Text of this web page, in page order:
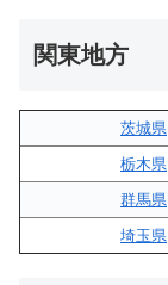
関東地方
茨城県
栃木県
群馬県
埼玉県